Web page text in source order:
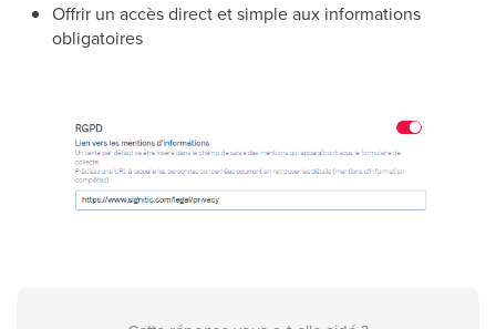
Offrir un accès direct et simple aux informations
obligatoires